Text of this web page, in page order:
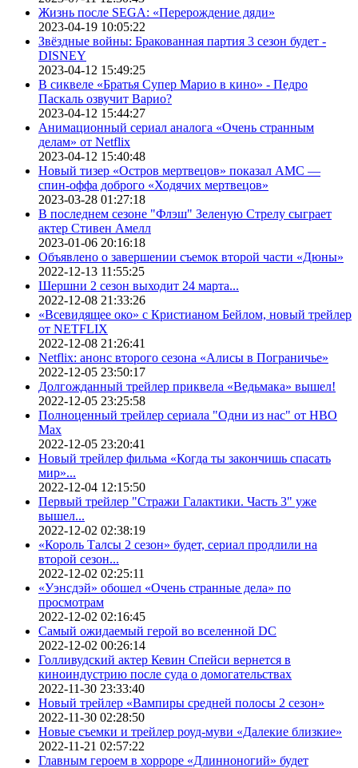
Жизнь после SEGA: «Перерождение дяди»
2023-04-19 10:05:22
Звёздные войны: Бракованная партия 3 сезон будет -
DISNEY
2023-04-12 15:49:25
В сиквеле «Братья Супер Марио в кино» - Педро
Паскаль озвучит Варио?
2023-04-12 15:44:27
Анимационный сериал аналога «Очень странным
делам» от Netflix
2023-04-12 15:40:48
Новый тизер «Остров мертвецов» показал АМС —
спин-оффа доброго «Ходячих мертвецов»
2023-03-28 01:27:18
В последнем сезоне "Флэш" Зеленую Стрелу сыграет
актер Стивен Амелл
2023-01-06 20:16:18
Объявлено о завершении съемок второй части «Дюны»
2022-12-13 11:55:25
Шершни 2 сезон выходит 24 марта...
2022-12-08 21:33:26
«Всевидящее око» с Кристианом Бейлом, новый трейлер
от NETFLIX
2022-12-08 21:26:41
Netflix: анонс второго сезона «Алисы в Пограничье»
2022-12-05 23:50:17
Долгожданный трейлер приквела «Ведьмака» вышел!
2022-12-05 23:25:58
Полноценный трейлер сериала "Одни из нас" от HBO
Max
2022-12-05 23:20:41
Новый трейлер фильма «Когда ты закончишь спасать
мир»...
2022-12-04 12:15:50
Первый трейлер "Стражи Галактики. Часть 3" уже
вышел...
2022-12-02 02:38:19
«Король Талсы 2 сезон» будет, сериал продлили на
второй сезон...
2022-12-02 02:25:11
«Уэнсдэй» обошел «Очень странные дела» по
просмотрам
2022-12-02 02:16:45
Самый ожидаемый герой во вселенной DC
2022-12-02 00:26:14
Голливудский актер Кевин Спейси вернется в
киноиндустрию после суда о домогательствах
2022-11-30 23:33:40
Новый трейлер «Вампиры средней полосы 2 сезон»
2022-11-30 02:28:50
Новые съемки и трейлер роуд-муви «Далекие близкие»
2022-11-21 02:57:22
Главным героем в хорроре «Длинноногий» будет